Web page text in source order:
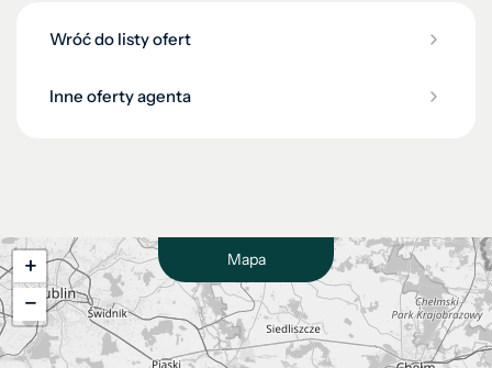
Wróć do listy ofert
Inne oferty agenta
Mapa
+
−